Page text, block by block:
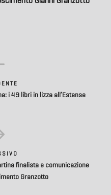
i 49 libri in lizza all’Estense
finalista e comunicazione
Granzotto